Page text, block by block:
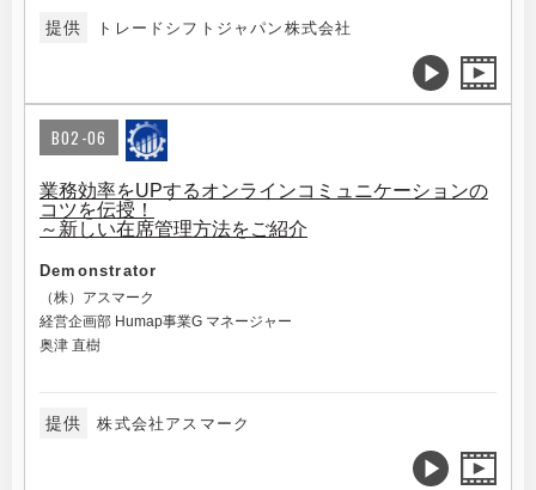
提供 トレードシフトジャパン株式会社
B02-06
業務効率をUPするオンラインコミュニケーションの
コツを伝授！
～新しい在席管理方法をご紹介
Demonstrator
（株）アスマーク
経営企画部 Humap事業G マネージャー
奥津 直樹
提供 株式会社アスマーク